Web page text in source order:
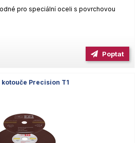
pro speciální oceli s povrchovou
Poptat
kotouče Precision T1